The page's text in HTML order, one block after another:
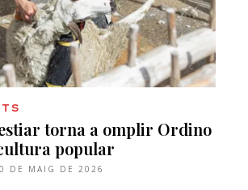
torna a omplir Ordino
popular
DE MAIG DE 2026